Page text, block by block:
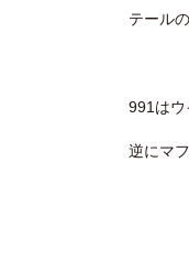
テール
991はウ
逆にマ